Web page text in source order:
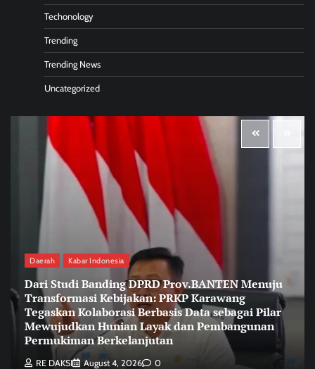
Techonology
Trending
Trending News
Uncategorized
Daerah Kabar Indonesia
Dari Studi Banding DPRD Prov.BANTEN Menuju
Transformasi Kebijakan: PRKP Karawang
Tegaskan Kolaborasi Berbasis Data sebagai Pilar
Mewujudkan Hunian Layak dan Pembangunan
Permukiman Berkelanjutan
RE DAKSI August 4, 2026 0